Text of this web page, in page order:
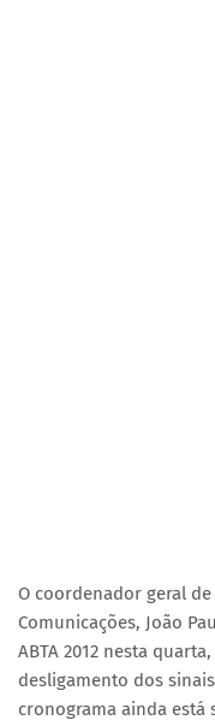
O coordenador geral
Comunicações, João
ABTA 2012 nesta
desligamento dos
cronograma ainda está